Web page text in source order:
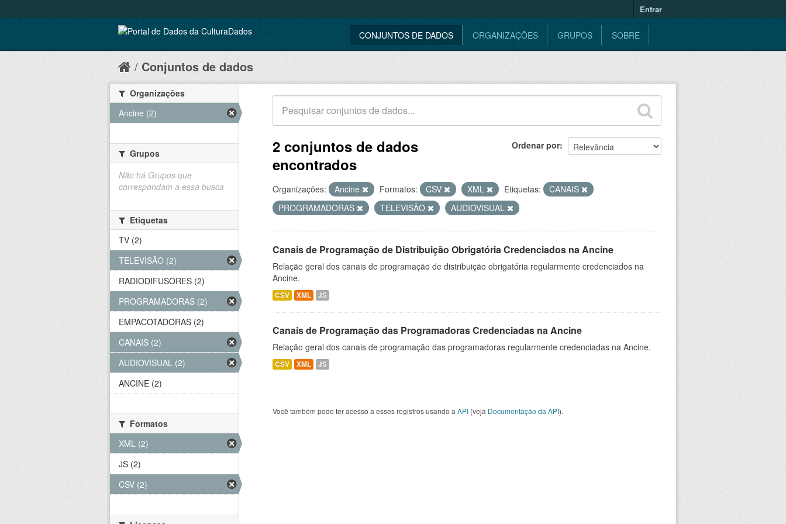
Entrar
CONJUNTOS DE DADOS ORGANIZAÇÕES GRUPOS SOBRE
Conjuntos de dados
Ordenar por
2 conjuntos de dados
encontrados
Organizações: Ancine Formatos: CSV XML Etiquetas:
CANAIS
PROGRAMADORAS
TELEVISÃO AUDIOVISUAL
Canais de Programação de Distribuição Obrigatória Credenciados na Ancine
Relação geral dos canais de programação de distribuição obrigatória regularmente credenciados na
Ancine.
CSV XML JS
Canais de Programação das Programadoras Credenciadas na Ancine
Relação geral dos canais de programação das programadoras regularmente credenciadas na Ancine.
CSV XML JS
Você também pode ter acesso a esses registros usando a API (veja Documentação da API).
Organizações
Ancine (2)
Grupos
Não há Grupos que
correspondam a essa busca
Etiquetas
TV (2)
TELEVISÃO (2)
RADIODIFUSORES (2)
PROGRAMADORAS (2)
EMPACOTADORAS (2)
CANAIS (2)
AUDIOVISUAL (2)
ANCINE (2)
Formatos
XML (2)
JS (2)
CSV (2)